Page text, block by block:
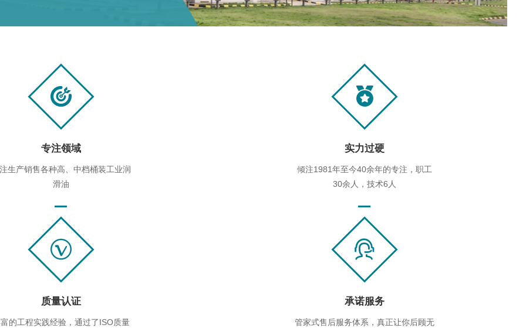
专注领域
生产销售各种高、中档桶装工业润
滑油
实力过硬
倾注1981年至今40余年的专注，职工
30余人，技术6人
质量认证
的工程实践经验，通过了ISO质量
承诺服务
管家式售后服务体系，真正让你后顾无